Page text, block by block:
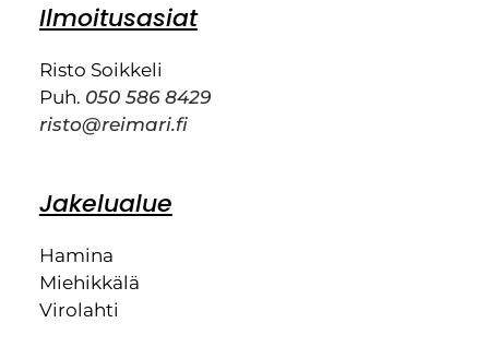
Ilmoitusasiat
Risto Soikkeli
Puh. 050 586 8429
risto@reimari.fi
Jakelualue
Hamina
Miehikkälä
Virolahti